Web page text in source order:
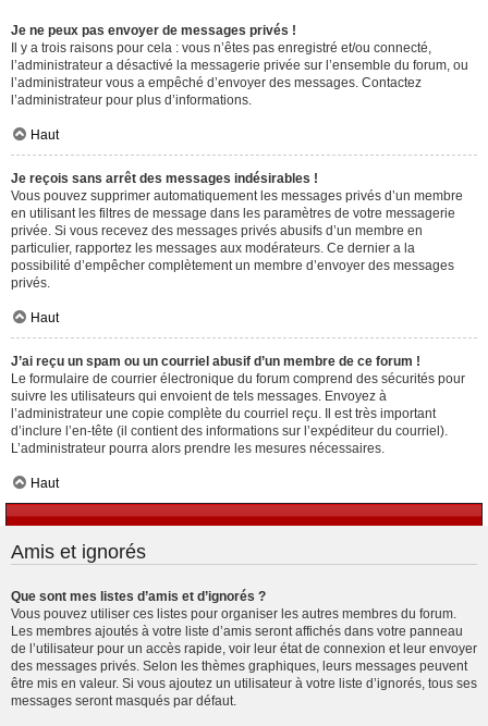
Je ne peux pas envoyer de messages privés !
Il y a trois raisons pour cela : vous n’êtes pas enregistré et/ou connecté,
l’administrateur a désactivé la messagerie privée sur l’ensemble du forum, ou
l’administrateur vous a empêché d’envoyer des messages. Contactez
l’administrateur pour plus d’informations.
Haut
Je reçois sans arrêt des messages indésirables !
Vous pouvez supprimer automatiquement les messages privés d’un membre
en utilisant les filtres de message dans les paramètres de votre messagerie
privée. Si vous recevez des messages privés abusifs d’un membre en
particulier, rapportez les messages aux modérateurs. Ce dernier a la
possibilité d’empêcher complètement un membre d’envoyer des messages
privés.
Haut
J’ai reçu un spam ou un courriel abusif d’un membre de ce forum !
Le formulaire de courrier électronique du forum comprend des sécurités pour
suivre les utilisateurs qui envoient de tels messages. Envoyez à
l’administrateur une copie complète du courriel reçu. Il est très important
d’inclure l’en-tête (il contient des informations sur l’expéditeur du courriel).
L’administrateur pourra alors prendre les mesures nécessaires.
Haut
Amis et ignorés
Que sont mes listes d’amis et d’ignorés ?
Vous pouvez utiliser ces listes pour organiser les autres membres du forum.
Les membres ajoutés à votre liste d’amis seront affichés dans votre panneau
de l’utilisateur pour un accès rapide, voir leur état de connexion et leur envoyer
des messages privés. Selon les thèmes graphiques, leurs messages peuvent
être mis en valeur. Si vous ajoutez un utilisateur à votre liste d’ignorés, tous ses
messages seront masqués par défaut.